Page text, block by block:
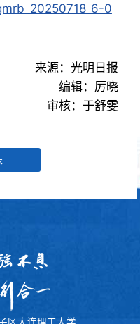
0
来源：光明日报
编辑：厉晓
审核：于舒雯
区大连理工大学